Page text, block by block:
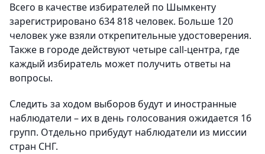
Всего в качестве избирателей по Шымкенту
зарегистрировано 634 818 человек. Больше 120
человек уже взяли открепительные удостоверения.
Также в городе действуют четыре call-центра, где
каждый избиратель может получить ответы на
вопросы.
Следить за ходом выборов будут и иностранные
наблюдатели – их в день голосования ожидается 16
групп. Отдельно прибудут наблюдатели из миссии
стран СНГ.